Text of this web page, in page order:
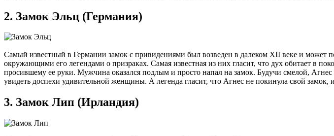
2. Замок Эльц (Германия)
Самый известный в Германии замок с привидениями был возведен в далеком XII веке и может
окружающими его легендами о призраках. Самая известная из них гласит, что дух обитает в
просившему ее руки. Мужчина оказался подлым и просто напал на замок. Будучи смелой,
увидеть доспехи удивительной женщины. А легенда гласит, что Агнес не покинула свой замок,
3. Замок Лип (Ирландия)